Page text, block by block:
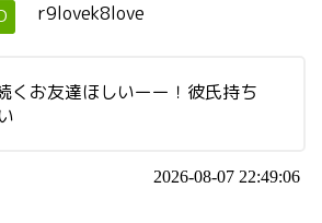
r9lovek8love
くお友達ほしいーー！彼氏持ち
2026-08-07 22:49:06